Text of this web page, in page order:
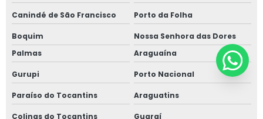
Canindé de São Francisco Porto da Folha
Boquim
Nossa Senhora das Dores
Palmas
Araguaína
Gurupi Porto Nacional
Paraíso do Tocantins Araguatins
Colinas do Tocantins Guaraí